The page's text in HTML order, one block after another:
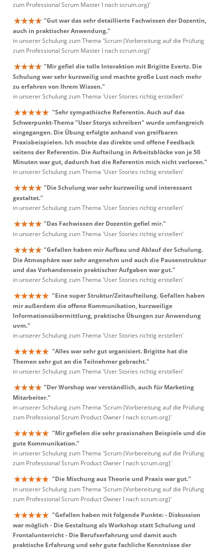
zum Professional Scrum Master I nach scrum.org)'
"Gut war das sehr detaillierte Fachwissen der Dozentin,
auch in praktischer Anwendung."
in unserer Schulung zum Thema 'Scrum (Vorbereitung auf die Prüfung
zum Professional Scrum Master I nach scrum.org)'
"Mir gefiel die tolle Interaktion mit Brigitte Evertz. Die
Schulung war sehr kurzweilig und machte große Lust noch mehr
zu erfahren von Ihrem Wissen."
in unserer Schulung zum Thema 'User Stories richtig erstellen'
"Sehr sympathische Referentin. Auch auf das
Schwerpunkt-Thema "User Storys schreiben" wurde umfangreich
eingegangen. Die Übung erfolgte anhand von greifbaren
Praxisbeispielen. Ich mochte das direkte und offene Feedback
seitens der Referentin. Die Aufteilung in Arbeitsblöcke von je 50
Minuten war gut, dadurch hat die Referentin mich nicht verloren."
in unserer Schulung zum Thema 'User Stories richtig erstellen'
"Die Schulung war sehr kurzweilig und interessant
gestaltet."
in unserer Schulung zum Thema 'User Stories richtig erstellen'
"Das Fachwissen der Dozentin gefiel mir."
in unserer Schulung zum Thema 'User Stories richtig erstellen'
"Gefallen haben mir Aufbau und Ablauf der Schulung.
Die Atmosphäre war sehr angenehm und auch die Pausenstruktur
und das Vorhandensein praktischer Aufgaben war gut."
in unserer Schulung zum Thema 'User Stories richtig erstellen'
"Eine super Struktur/Zeitaufteilung. Gefallen haben
mir außerdem die offene Kommunikation, kurzweilige
Informationsübermittlung, praktische Übungen zur Anwendung
uvm."
in unserer Schulung zum Thema 'User Stories richtig erstellen'
"Alles war sehr gut organisiert. Brigitte hat die
Themen sehr gut an die Teilnehmer gebracht."
in unserer Schulung zum Thema 'User Stories richtig erstellen'
"Der Worshop war verständlich, auch für Marketing
Mitarbeiter."
in unserer Schulung zum Thema 'Scrum (Vorbereitung auf die Prüfung
zum Professional Scrum Product Owner I nach scrum.org)'
"Mir gefielen die sehr praxisnahen Beispiele und die
gute Kommunikation."
in unserer Schulung zum Thema 'Scrum (Vorbereitung auf die Prüfung
zum Professional Scrum Product Owner I nach scrum.org)'
"Die Mischung aus Theorie und Praxis war gut."
in unserer Schulung zum Thema 'Scrum (Vorbereitung auf die Prüfung
zum Professional Scrum Product Owner I nach scrum.org)'
"Gefallen haben mit folgende Punkte: - Diskussion
war möglich - Die Gestaltung als Workshop statt Schulung und
Frontalunterricht - Die Berufserfahrung und damit auch
praktische Erfahrung und sehr gute fachliche Kenntnisse der